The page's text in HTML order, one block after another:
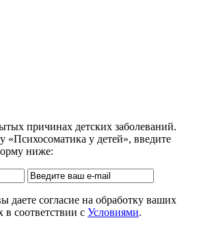
причинах детских заболеваний.
«Психосоматика у детей», введите
ниже:
даете согласие на обработку ваших
соответствии с Условиями.